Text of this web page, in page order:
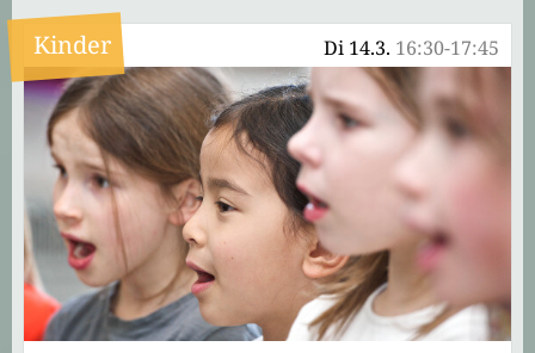
Di 14.3. 16:30-17:45
Kinder